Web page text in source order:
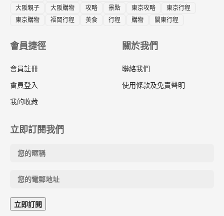
大阪親子
大阪購物 攻略 景點 東京攻略
東京行程
東京購物
福岡行程 美食 行程 購物 關東行程
會員捷徑
會員註冊
會員登入
我的收藏
關於我們
聯絡我們
使用條款及免責聲明
立即訂閱我們